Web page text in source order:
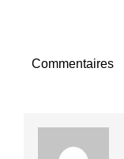
Commentaires